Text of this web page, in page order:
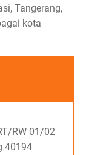
Tangerang,
kota
RW 01/02
40194